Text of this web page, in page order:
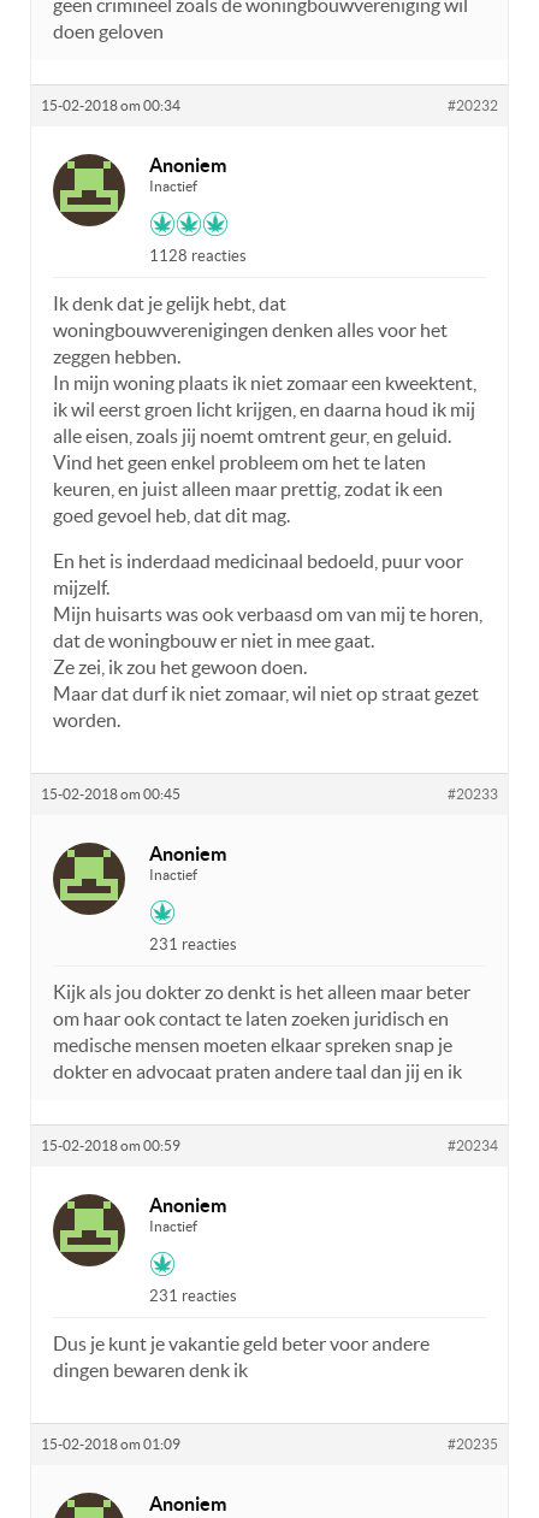
geen crimineel zoals de woningbouwvereniging wil
doen geloven
15-02-2018 om 00:34 #20232
Anoniem
Inactief
1128 reacties
Ik denk dat je gelijk hebt, dat
woningbouwverenigingen denken alles voor het
zeggen hebben.
In mijn woning plaats ik niet zomaar een kweektent,
ik wil eerst groen licht krijgen, en daarna houd ik mij
alle eisen, zoals jij noemt omtrent geur, en geluid.
Vind het geen enkel probleem om het te laten
keuren, en juist alleen maar prettig, zodat ik een
goed gevoel heb, dat dit mag.
En het is inderdaad medicinaal bedoeld, puur voor
mijzelf.
Mijn huisarts was ook verbaasd om van mij te horen,
dat de woningbouw er niet in mee gaat.
Ze zei, ik zou het gewoon doen.
Maar dat durf ik niet zomaar, wil niet op straat gezet
worden.
15-02-2018 om 00:45 #20233
Anoniem
Inactief
231 reacties
Kijk als jou dokter zo denkt is het alleen maar beter
om haar ook contact te laten zoeken juridisch en
medische mensen moeten elkaar spreken snap je
dokter en advocaat praten andere taal dan jij en ik
15-02-2018 om 00:59 #20234
Anoniem
Inactief
231 reacties
Dus je kunt je vakantie geld beter voor andere
dingen bewaren denk ik
15-02-2018 om 01:09 #20235
Anoniem